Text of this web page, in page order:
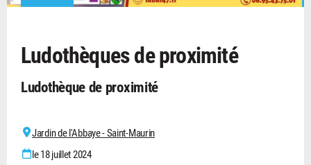
Ludothèques de proximité
Ludothèque de proximité
Jardin de l'Abbaye - Saint-Maurin
le 18 juillet 2024